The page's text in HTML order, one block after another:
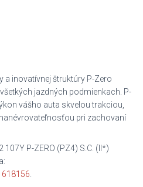
a inovatívnej štruktúry P-Zero
jazdných podmienkach. P-
vášho auta skvelou trakciou,
pri zachovaní
P-ZERO (PZ4) S.C. (II*)